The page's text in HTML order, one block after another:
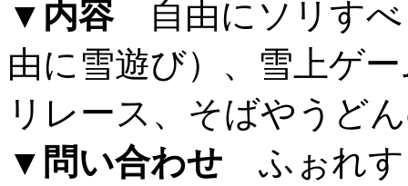
▼内容自由にソリすべ
由に雪遊び）、雪上ゲ
リレース、そばやうど
▼問い合わせ ふぉれす